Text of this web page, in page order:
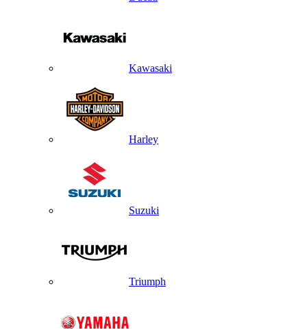
Kawasaki
Harley
Suzuki
Triumph